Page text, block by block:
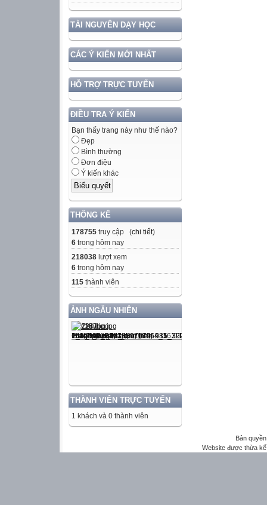
TÀI NGUYÊN DẠY HỌC
CÁC Ý KIẾN MỚI NHẤT
HỖ TRỢ TRỰC TUYẾN
ĐIỀU TRA Ý KIẾN
Bạn thấy trang này như thế nào?
Đẹp
Bình thường
Đơn điệu
Ý kiến khác
THỐNG KÊ
178755 truy cập (chi tiết)
6 trong hôm nay
218038 lượt xem
6 trong hôm nay
115 thành viên
ẢNH NGẪU NHIÊN
THÀNH VIÊN TRỰC TUYẾN
1 khách và 0 thành viên
Bản
Website được thừa